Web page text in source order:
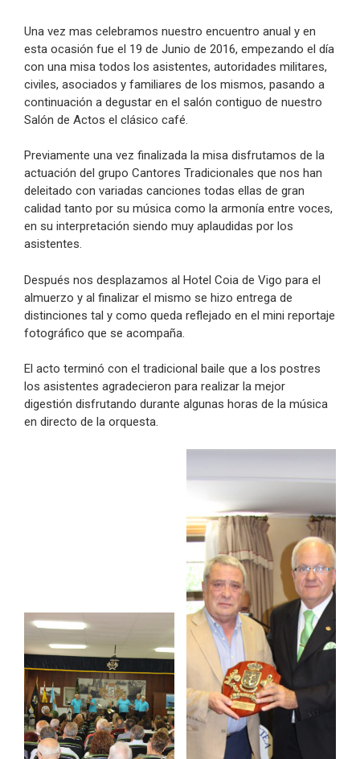
Una vez mas celebramos nuestro encuentro anual y en
esta ocasión fue el 19 de Junio de 2016, empezando el día
con una misa todos los asistentes, autoridades militares,
civiles, asociados y familiares de los mismos, pasando a
continuación a degustar en el salón contiguo de nuestro
Salón de Actos el clásico café.
Previamente una vez finalizada la misa disfrutamos de la
actuación del grupo Cantores Tradicionales que nos han
deleitado con variadas canciones todas ellas de gran
calidad tanto por su música como la armonía entre voces,
en su interpretación siendo muy aplaudidas por los
asistentes.
Después nos desplazamos al Hotel Coia de Vigo para el
almuerzo y al finalizar el mismo se hizo entrega de
distinciones tal y como queda reflejado en el mini reportaje
fotográfico que se acompaña.
El acto terminó con el tradicional baile que a los postres
los asistentes agradecieron para realizar la mejor
digestión disfrutando durante algunas horas de la música
en directo de la orquesta.